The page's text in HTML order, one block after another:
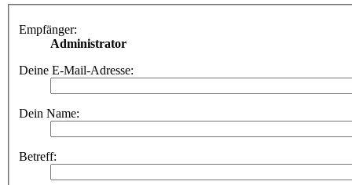
Empfänger:
Administrator
Deine E-Mail-Adresse:
Dein Name:
Betreff: